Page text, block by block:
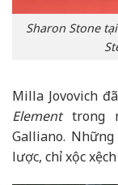
Sharon Stone
Milla Jovovich
Elementtrong
Galliano.
lược, chỉ xộc